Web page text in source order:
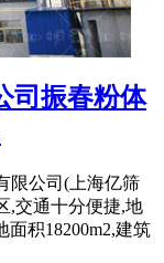
司振春粉体
限公司(上海亿筛
,交通十分便捷,地
积18200m2,建筑